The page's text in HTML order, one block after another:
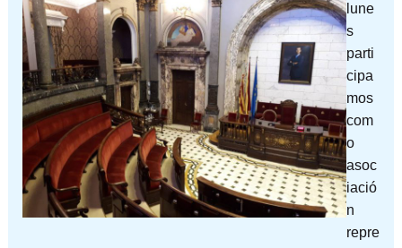
lune
s
parti
cipa
mos
com
o
asoc
iació
n
repre